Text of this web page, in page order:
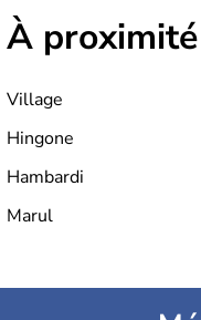
À
Village
Hingone
Hambardi
Marul